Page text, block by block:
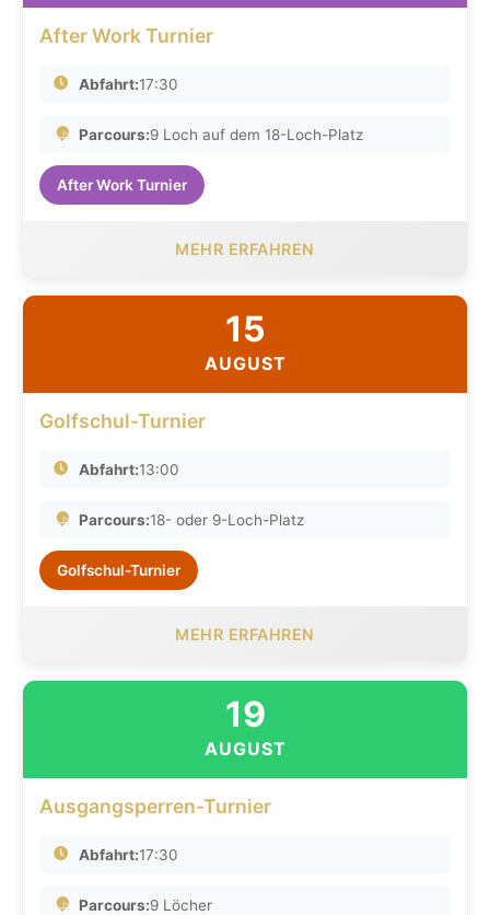
After Work Turnier
Abfahrt:17:30
Parcours:9 Loch auf dem 18-Loch-Platz
After Work Turnier
MEHR ERFAHREN
15
AUGUST
Golfschul-Turnier
Abfahrt:13:00
Parcours:18- oder 9-Loch-Platz
Golfschul-Turnier
MEHR ERFAHREN
19
AUGUST
Ausgangsperren-Turnier
Abfahrt:17:30
Parcours:9 Löcher